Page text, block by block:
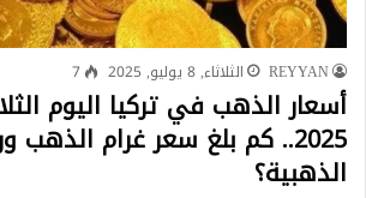
REYYAN الثلاثاء, 8 يوليو, 2025 7
2025.. كم بلغ سعر غرام الذهب
الذهبية؟